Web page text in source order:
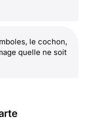
le cochon,
quelle ne soit